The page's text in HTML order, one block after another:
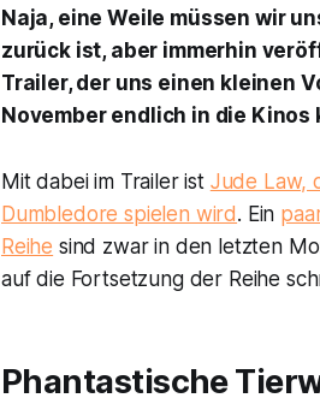
Naja, eine Weile müssen wir
zurück ist, aber immerhin
Trailer, der uns einen kleinen
November endlich in die Kinos
Mit dabei im Trailer ist Jude Law,
Dumbledore spielen wird . Ein
Reihe sind zwar in den letzten
auf die Fortsetzung der Reihe
Phantastische